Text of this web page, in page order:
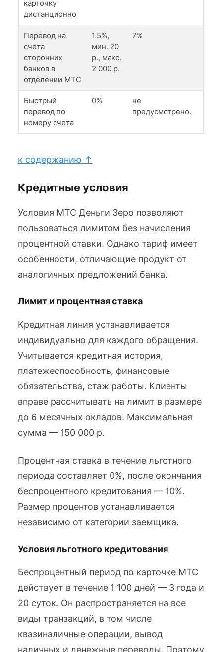
карточку
дистанционно
Перевод на
счета
сторонних
банков в
отделении МТС
1.5%,
мин. 20
р., макс.
2 000 р.
7%
Быстрый
перевод по
номеру счета
0%
не
предусмотрено.
к содержанию ↑
Кредитные условия
Условия МТС Деньги Зеро позволяют
пользоваться лимитом без начисления
процентной ставки. Однако тариф имеет
особенности, отличающие продукт от
аналогичных предложений банка.
Лимит и процентная ставка
Кредитная линия устанавливается
индивидуально для каждого обращения.
Учитывается кредитная история,
платежеспособность, финансовые
обязательства, стаж работы. Клиенты
вправе рассчитывать на лимит в размере
до 6 месячных окладов. Максимальная
сумма — 150 000 р.
Процентная ставка в течение льготного
периода составляет 0%, после окончания
беспроцентного кредитования — 10%.
Размер процентов устанавливается
независимо от категории заемщика.
Условия льготного кредитования
Беспроцентный период по карточке МТС
действует в течение 1 100 дней — 3 года и
20 суток. Он распространяется на все
виды транзакций, в том числе
квазиналичные операции, вывод
наличных и денежные переводы. Поэтому